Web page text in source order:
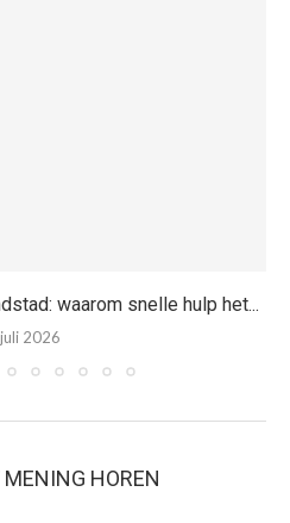
waarom snelle hulp het...
2026
HOREN